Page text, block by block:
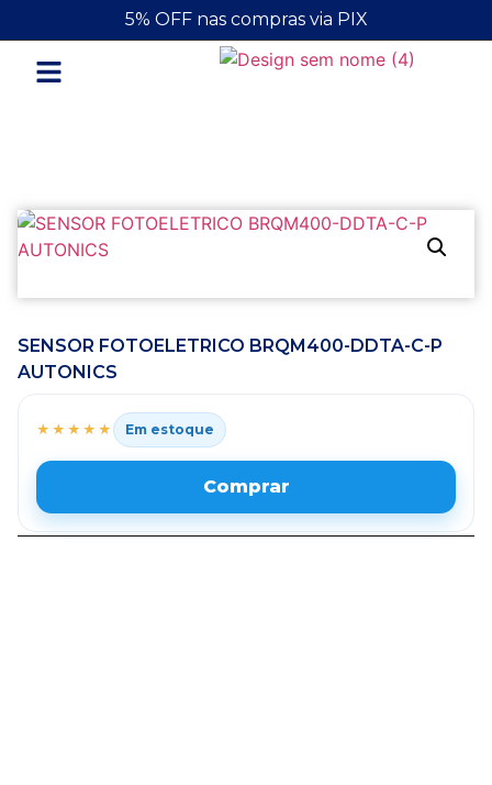
5% OFF nas compras via PIX
SENSOR FOTOELETRICO BRQM400-DDTA-C-P
AUTONICS
★★★★★ Em estoque
Comprar